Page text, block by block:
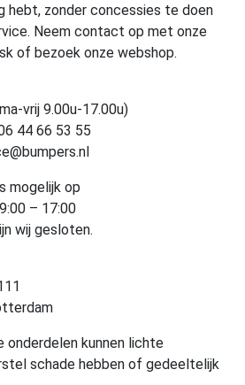
hebt, zonder concessies te doen
Neem contact op met onze
of bezoek onze webshop.
vrij 9.00u-17.00u)
44 66 53 55
mogelijk op
– 17:00
wij gesloten.
onderdelen kunnen lichte
schade hebben of gedeeltelijk